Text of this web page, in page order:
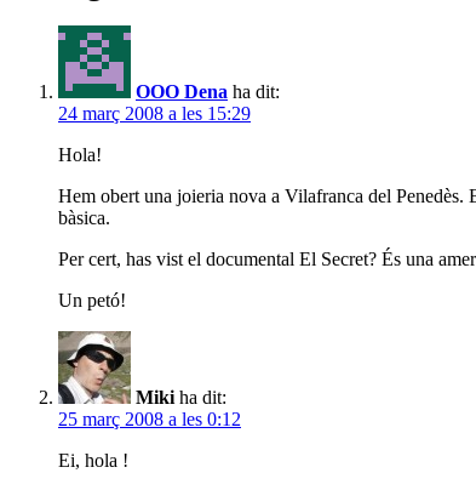
OOO Dena ha dit:
24 març 2008 a les 15:29
Hola!
Hem obert una joieria nova a Vilafranca del
bàsica.
Per cert, has vist el documental El Secret? És una
Un petó!
Miki ha dit:
25 març 2008 a les 0:12
Ei, hola !